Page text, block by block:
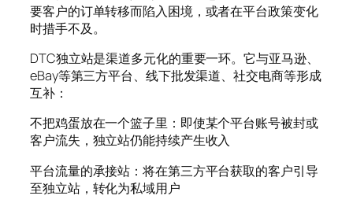
要客户的订单转移而陷入困境，或者在平台政策变化
时措手不及。
DTC独立站是渠道多元化的重要一环。它与亚马逊、
eBay等第三方平台、线下批发渠道、社交电商等形成
互补：
不把鸡蛋放在一个篮子里：即使某个平台账号被封或
客户流失，独立站仍能持续产生收入
平台流量的承接站：将在第三方平台获取的客户引导
至独立站，转化为私域用户